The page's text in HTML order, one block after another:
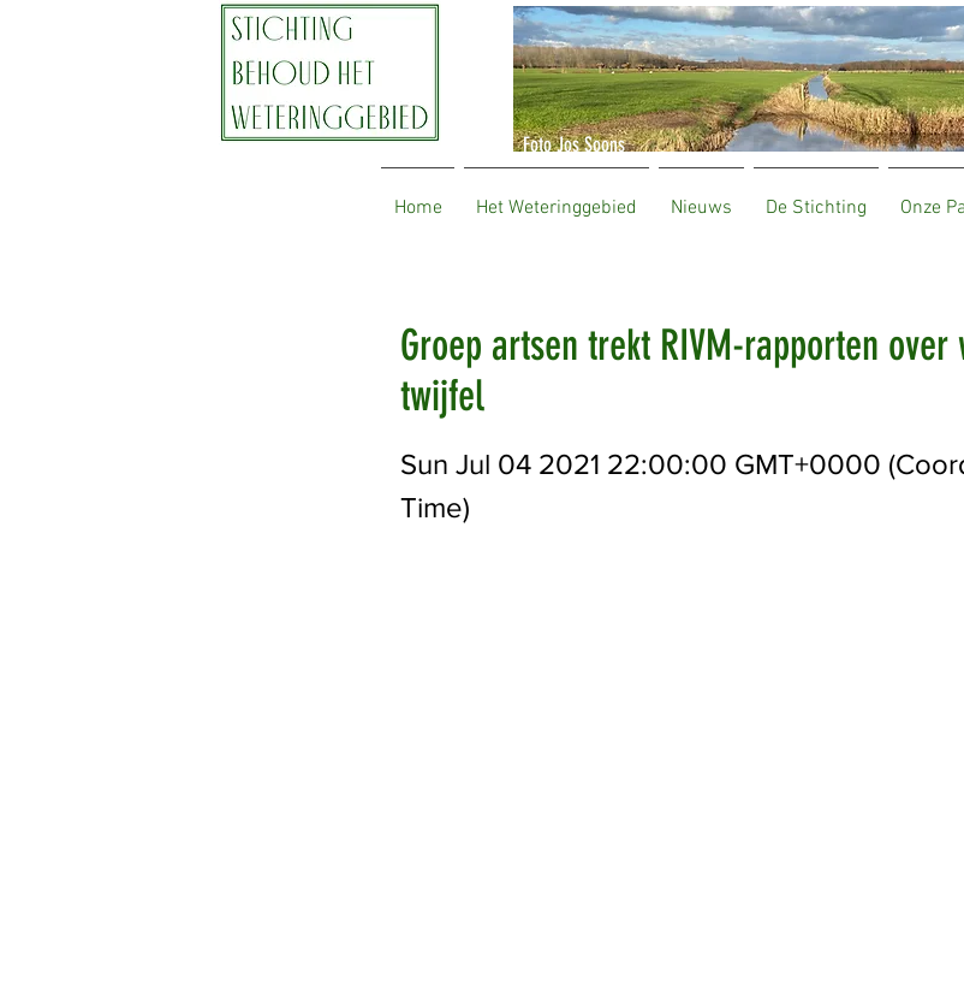
Foto Jos Soons
Groep artsen trekt RIVM-rapporten
twijfel
Sun Jul 04 2021 22:00:00 GMT+0000
Time)
Home Het Weteringgebied Nieuws De Stichting Onze